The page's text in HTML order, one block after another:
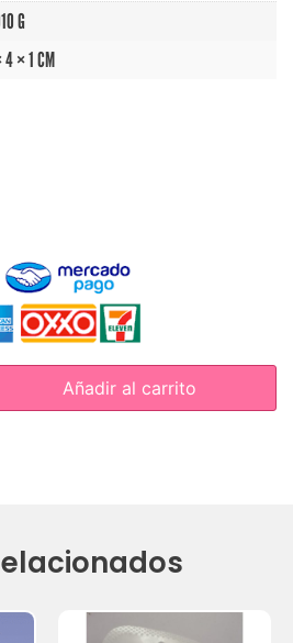
G
× 1 CM
Añadir al carrito